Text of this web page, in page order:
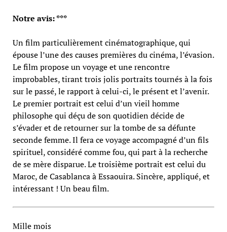
Notre avis: ***
Un film particulièrement cinématographique, qui
épouse l’une des causes premières du cinéma, l’évasion.
Le film propose un voyage et une rencontre
improbables, tirant trois jolis portraits tournés à la fois
sur le passé, le rapport à celui-ci, le présent et l’avenir.
Le premier portrait est celui d’un vieil homme
philosophe qui déçu de son quotidien décide de
s’évader et de retourner sur la tombe de sa défunte
seconde femme. Il fera ce voyage accompagné d’un fils
spirituel, considéré comme fou, qui part à la recherche
de se mère disparue. Le troisième portrait est celui du
Maroc, de Casablanca à Essaouira. Sincère, appliqué, et
intéressant ! Un beau film.
Mille mois